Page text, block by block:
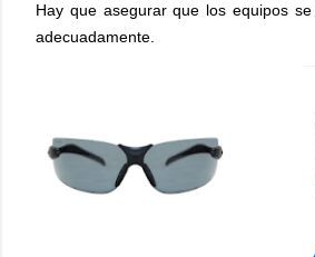
Hay que asegurar que los equipos
adecuadamente.